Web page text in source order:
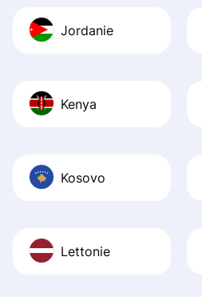
Jordanie
Kenya
Kosovo
Lettonie